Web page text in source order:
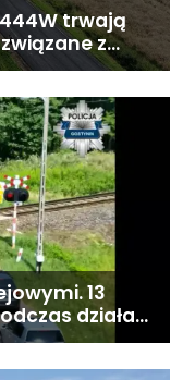
trwają
z
13
działań